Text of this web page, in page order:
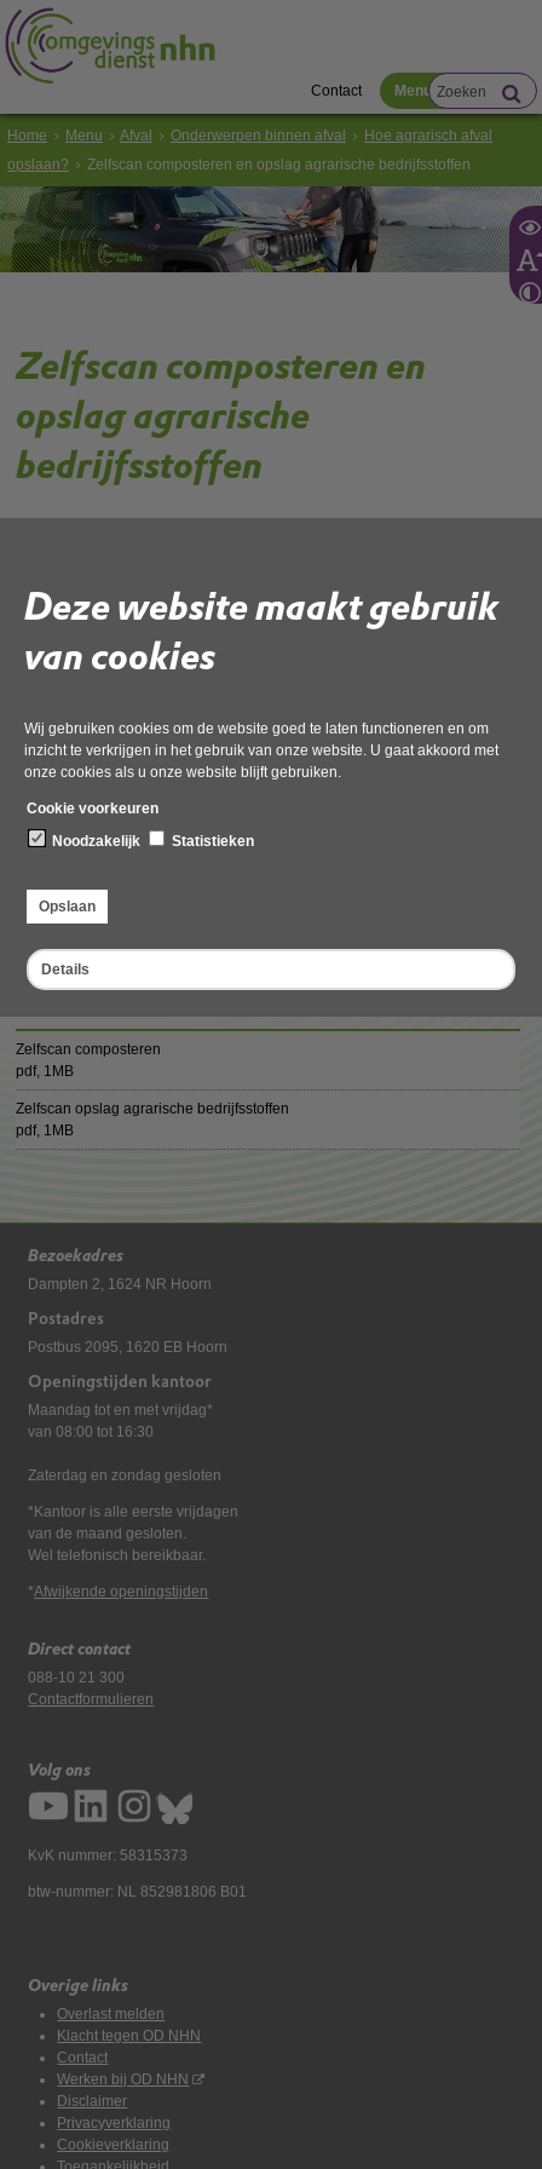
Deze website maakt gebruik
van cookies
Wij gebruiken cookies om de website goed te laten functioneren en om
inzicht te verkrijgen in het gebruik van onze website. U gaat akkoord met
onze cookies als u onze website blijft gebruiken.
Cookie voorkeuren
Noodzakelijk
Statistieken
Opslaan
Details
Contact Menu
Home Menu Afval Onderwerpen binnen afval
Hoe agrarisch afval
opslaan?
Zelfscan composteren en opslag agrarische bedrijfsstoffen
Zelfscan composteren en
opslag agrarische
bedrijfsstoffen
pdf, 1MB
Zelfscan opslag agrarische bedrijfsstoffen
Zelfscan composteren en opslag agrarische
Zelfscan composteren
pdf, 1MB
Zelfscan opslag agrarische bedrijfsstoffen
pdf, 1MB
Bezoekadres
Dampten 2, 1624 NR Hoorn
Postadres
Postbus 2095, 1620 EB Hoorn
Openingstijden kantoor
Maandag tot en met vrijdag*
van 08:00 tot 16:30
Zaterdag en zondag gesloten
*Kantoor is alle eerste vrijdagen
van de maand gesloten.
Wel telefonisch bereikbaar.
*Afwijkende openingstijden
Direct contact
088-10 21 300
Contactformulieren
Volg ons
KvK nummer: 58315373
btw-nummer: NL 852981806 B01
Overige links
Overlast melden
Klacht tegen OD NHN
Contact
Werken bij OD NHN
Disclaimer
Privacyverklaring
Cookieverklaring